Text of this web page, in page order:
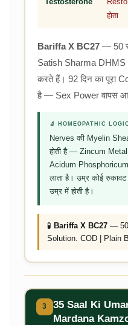
होता
Bariffa X BC27— 50
Satish Sharma DHMS
करते हैं। 92 दिन का पूरा
है — Sex Power वापस
🔬 HOMEOPATHIC LOGIC
Nerves की Myelin
होती है — Zincum
Acidum
लाता है। उम्र कोई
उम्र में होती है।
🧪 Bariffa X BC27—
Solution. COD | Plain
3
35 Saal Ki
Mardana